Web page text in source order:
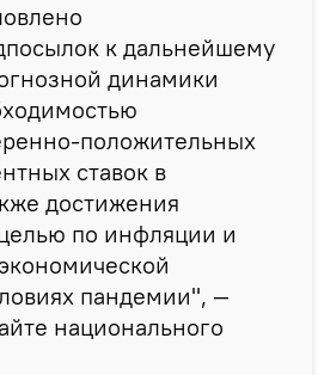
к дальнейшему
динамики
положительных
ставок в
достижения
по инфляции и
пандемии", —
национального